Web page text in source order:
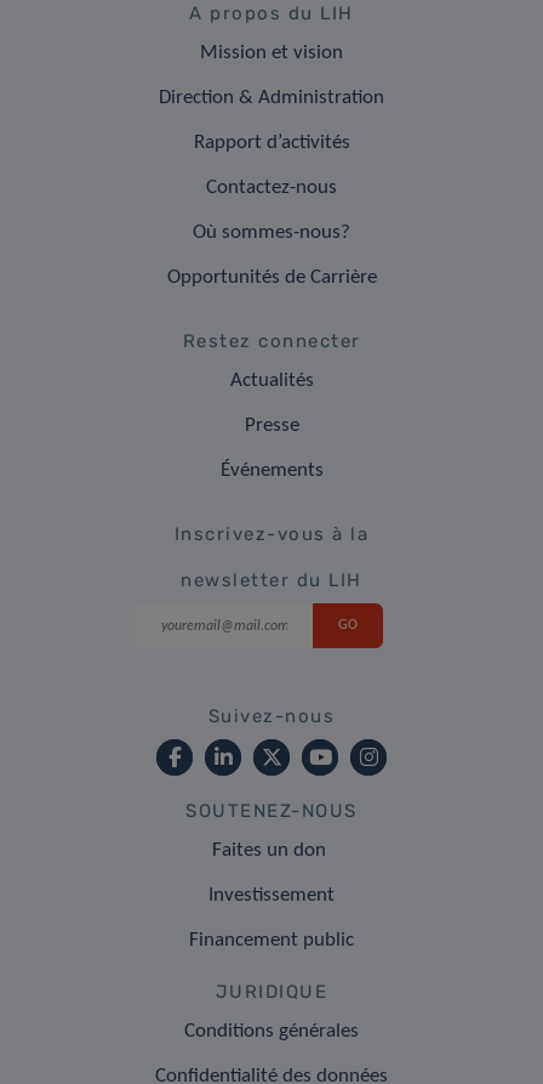
A propos du LIH
Mission et vision
Direction & Administration
Rapport d’activités
Contactez-nous
Où sommes-nous?
Opportunités de Carrière
Restez connecter
Actualités
Presse
Événements
Inscrivez-vous à la
newsletter du LIH
Suivez-nous
SOUTENEZ-NOUS
Faites un don
Investissement
Financement public
JURIDIQUE
Conditions générales
Confidentialité des données